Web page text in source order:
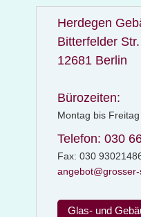
Herdegen
Bitterfelder
12681 Berlin
Bürozeiten:
Montag bis
Telefon: 030
Fax: 030
Glas- und